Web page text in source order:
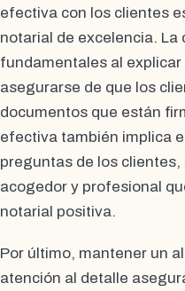
efectiva con los clientes
notarial de excelencia. La
fundamentales al
asegurarse de que los
documentos que están
efectiva también implica
preguntas de los
acogedor y profesional
notarial positiva.
Por último, mantener un
atención al detalle